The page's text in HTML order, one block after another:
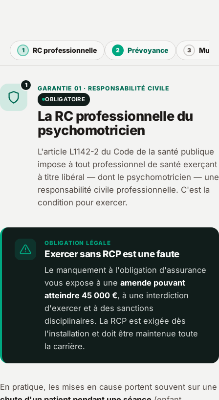
1 GARANTIE 01 · RESPONSABILITÉ CIVILE
OBLIGATOIRE
La RC professionnelle du
psychomotricien
L'article L1142-2 du Code de la santé publique
impose à tout professionnel de santé exerçant
à titre libéral — dont le psychomotricien — une
responsabilité civile professionnelle. C'est la
condition pour exercer.
OBLIGATION LÉGALE
Exercer sans RCP est une faute
Le manquement à l'obligation d'assurance
vous expose à uneamende pouvant
atteindre 45 000 €, à une interdiction
d'exercer et à des sanctions
disciplinaires. La RCP est exigée dès
l'installation et doit être maintenue toute
la carrière.
En pratique, les mises en cause portent souvent sur une
1 RC professionnelle 2 Prévoyance 3